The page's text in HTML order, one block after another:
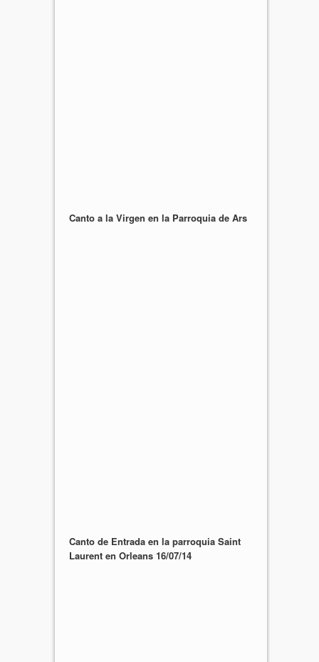
Canto a la Virgen en la Parroquia de Ars
Canto de Entrada en la parroquia Saint
Laurent en Orleans 16/07/14